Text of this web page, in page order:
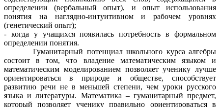
определении (вербальный опыт), и опыт использования
понятия на наглядно-интуитивном и рабочем уровнях
(генетический опыт);
- когда у учащихся появилась потребность в формальном
определении понятия.
Гуманитарный потенциал школьного курса алгебры
состоит в том, что владение математическим языком и
математическим моделированием позволяет ученику лучше
ориентироваться в природе и обществе, способствует
развитию речи не в меньшей степени, чем уроки русского
языка и литературы. Математика – гуманитарный предмет,
который позволяет ученику правильно ориентироваться в